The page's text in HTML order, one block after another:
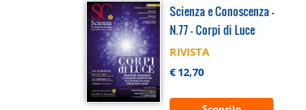
Scienza e Conoscenza -
N.77 - Corpi di Luce
RIVISTA
€ 12,70